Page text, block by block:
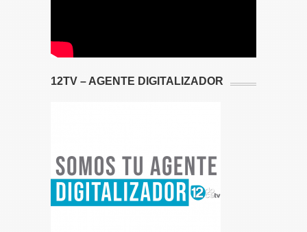
12TV – AGENTE DIGITALIZADOR